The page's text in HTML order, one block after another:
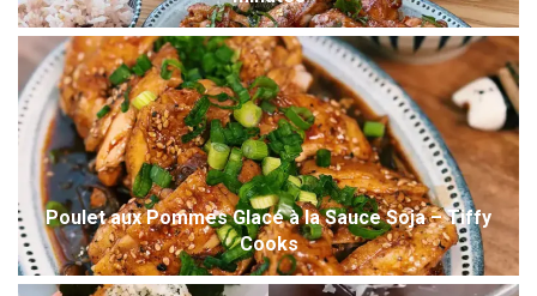
Poulet aux Pommes Glacé à la Sauce Soja – Tiffy
Cooks